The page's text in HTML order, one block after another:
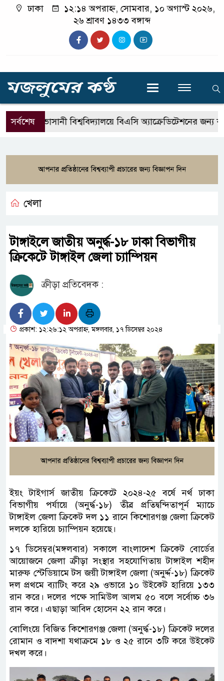
ঢাকা
১২:১৪ অপরাহ্ন, সোমবার, ১০ অগাস্ট ২০২৬,
২৬ শ্রাবণ ১৪৩৩ বঙ্গাব্দ
সর্বশেষভাসানী বিশ্ববিদ্যালয়ে বিএসি অ্যাক্রেডিটেশনের জন্য
খেলা
টাঙ্গাইলে জাতীয় অনুর্দ্ধ-১৮ ঢাকা বিভাগীয়
ক্রিকেটে টাঙ্গাইল জেলা চ্যাম্পিয়ন
ক্রীড়া প্রতিবেদক :
প্রকাশ: ১২:২৬:১২ অপরাহ্ন, মঙ্গলবার, ১৭ ডিসেম্বর ২০২৪
ইয়ং টাইগার্স জাতীয় ক্রিকেটে ২০২৪-২৫ বর্ষে নর্থ ঢাকা
বিভাগীয় পর্যায়ে (অনুর্দ্ধ-১৮) তীব্র প্রতিদ্বন্দিতাপূর্ন ম্যাচে
টাঙ্গাইল জেলা ক্রিকেট দল ১১ রানে কিশোরগঞ্জ জেলা ক্রিকেট
দলকে হারিয়ে চ্যাম্পিয়ন হয়েছে।
১৭ ডিসেম্বর(মঙ্গলবার) সকালে বাংলাদেশ ক্রিকেট বোর্ডের
আয়োজনে জেলা ক্রীড়া সংস্থার সহযোগিতায় টাঙ্গাইল শহীদ
মারুফ স্টেডিয়ামে টস জয়ী টাঙ্গাইল জেলা (অনুর্দ্দ-১৮) ক্রিকেট
দল প্রথমে ব্যাটিং করে ২৯ ওভারে ১০ উইকেট হারিয়ে ১৩৩
রান করে। দলের পক্ষে সামিউল আলম ৫০ বলে সর্বোচ্চ ৩৬
রান করে। এছাড়া আবিদ হোসেন ২২ রান করে।
বোলিংয়ে বিজিত কিশোরগঞ্জ জেলা (অনুর্দ্ধ-১৮) ক্রিকেট দলের
রোমান ও বাদশা যথাক্রমে ১৮ ও ২৫ রানে ৩টি করে উইকেট
দখল করে।